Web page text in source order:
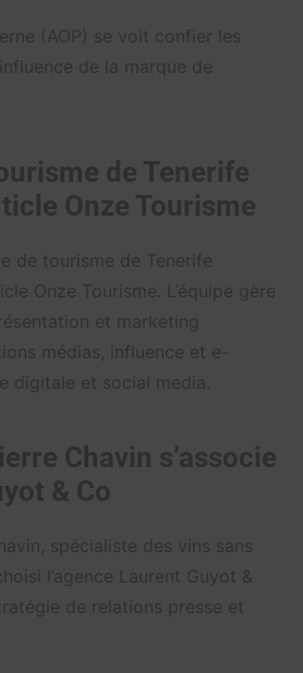
(AOP) se voit confier les
de la marque de
de Tenerife
Onze Tourisme
de tourisme de Tenerife
Onze Tourisme. L’équipe gère
et marketing
médias, influence et e-
digitale et social media.
Chavin s’associe
& Co
spécialiste des vins sans
l’agence Laurent Guyot &
de relations presse et